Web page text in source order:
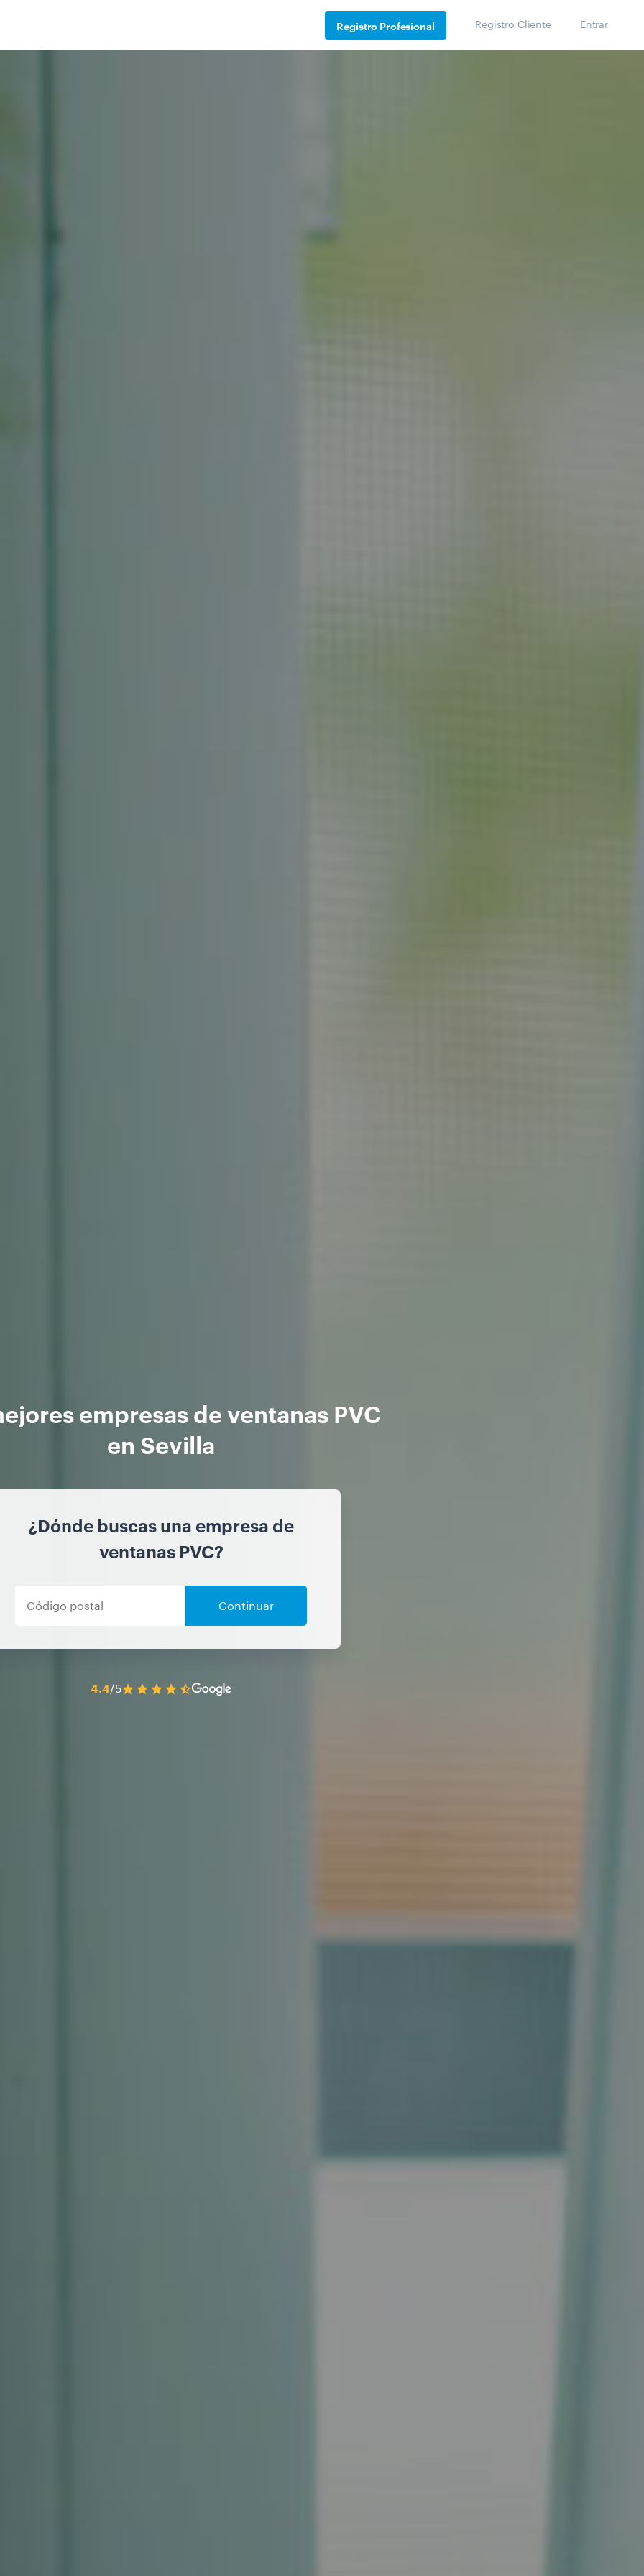
Registro Profesional Registro Cliente Entrar
empresas de ventanas PVC
en Sevilla
¿Dónde buscas una empresa de
ventanas PVC?
Continuar
4.4/5